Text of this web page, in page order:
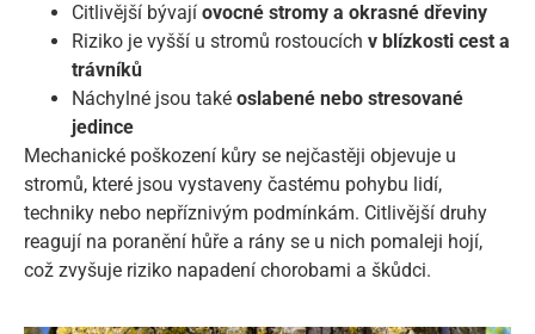
Citlivější bývají ovocné stromy a okrasné dřeviny
Riziko je vyšší u stromů rostoucích v blízkosti cest a
trávníků
Náchylné jsou také oslabené nebo stresované
jedince
Mechanické poškození kůry se nejčastěji objevuje u
stromů, které jsou vystaveny častému pohybu lidí,
techniky nebo nepříznivým podmínkám. Citlivější druhy
reagují na poranění hůře a rány se u nich pomaleji hojí,
což zvyšuje riziko napadení chorobami a škůdci.